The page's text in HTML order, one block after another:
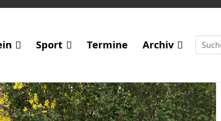
Sport Termine Archiv